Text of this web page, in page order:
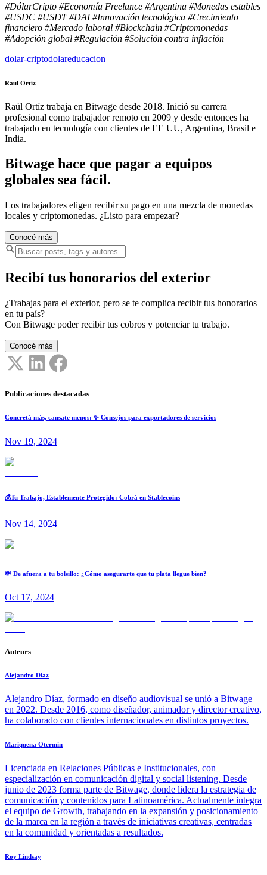
#DólarCripto #Economía Freelance #Argentina #Monedas estables
#USDC #USDT #DAI #Innovación tecnológica #Crecimiento
financiero #Mercado laboral #Blockchain #Criptomonedas
#Adopción global #Regulación #Solución contra inflación
dolar-criptodolareducacion
Raul Ortíz
Raúl Ortíz trabaja en Bitwage desde 2018. Inició su carrera
profesional como trabajador remoto en 2009 y desde entonces ha
trabajado en tecnología con clientes de EE UU, Argentina, Brasil e
India.
Bitwage hace que pagar a equipos
globales sea fácil.
Los trabajadores eligen recibir su pago en una mezcla de monedas
locales y criptomonedas. ¿Listo para empezar?
Conocé más
Recibí tus honorarios del exterior
¿Trabajas para el exterior, pero se te complica recibir tus honorarios
en tu país?
Con Bitwage poder recibir tus cobros y potenciar tu trabajo.
Conocé más
Publicaciones destacadas
Concretá más, cansate menos: ✨ Consejos para exportadores de servicios
Nov 19, 2024
💰Tu Trabajo, Establemente Protegido: Cobrá en Stablecoins
Nov 14, 2024
💸 De afuera a tu bolsillo: ¿Cómo asegurarte que tu plata llegue bien?
Oct 17, 2024
Auteurs
Alejandro Diaz
Alejandro Díaz, formado en diseño audiovisual se unió a Bitwage
en 2022. Desde 2016, como diseñador, animador y director creativo,
ha colaborado con clientes internacionales en distintos proyectos.
Mariquena Otermin
Licenciada en Relaciones Públicas e Institucionales, con
especialización en comunicación digital y social listening. Desde
junio de 2023 forma parte de Bitwage, donde lidera la estrategia de
comunicación y contenidos para Latinoamérica. Actualmente integra
el equipo de Growth, trabajando en la expansión y posicionamiento
de la marca en la región a través de iniciativas creativas, centradas
en la comunidad y orientadas a resultados.
Roy Lindsay